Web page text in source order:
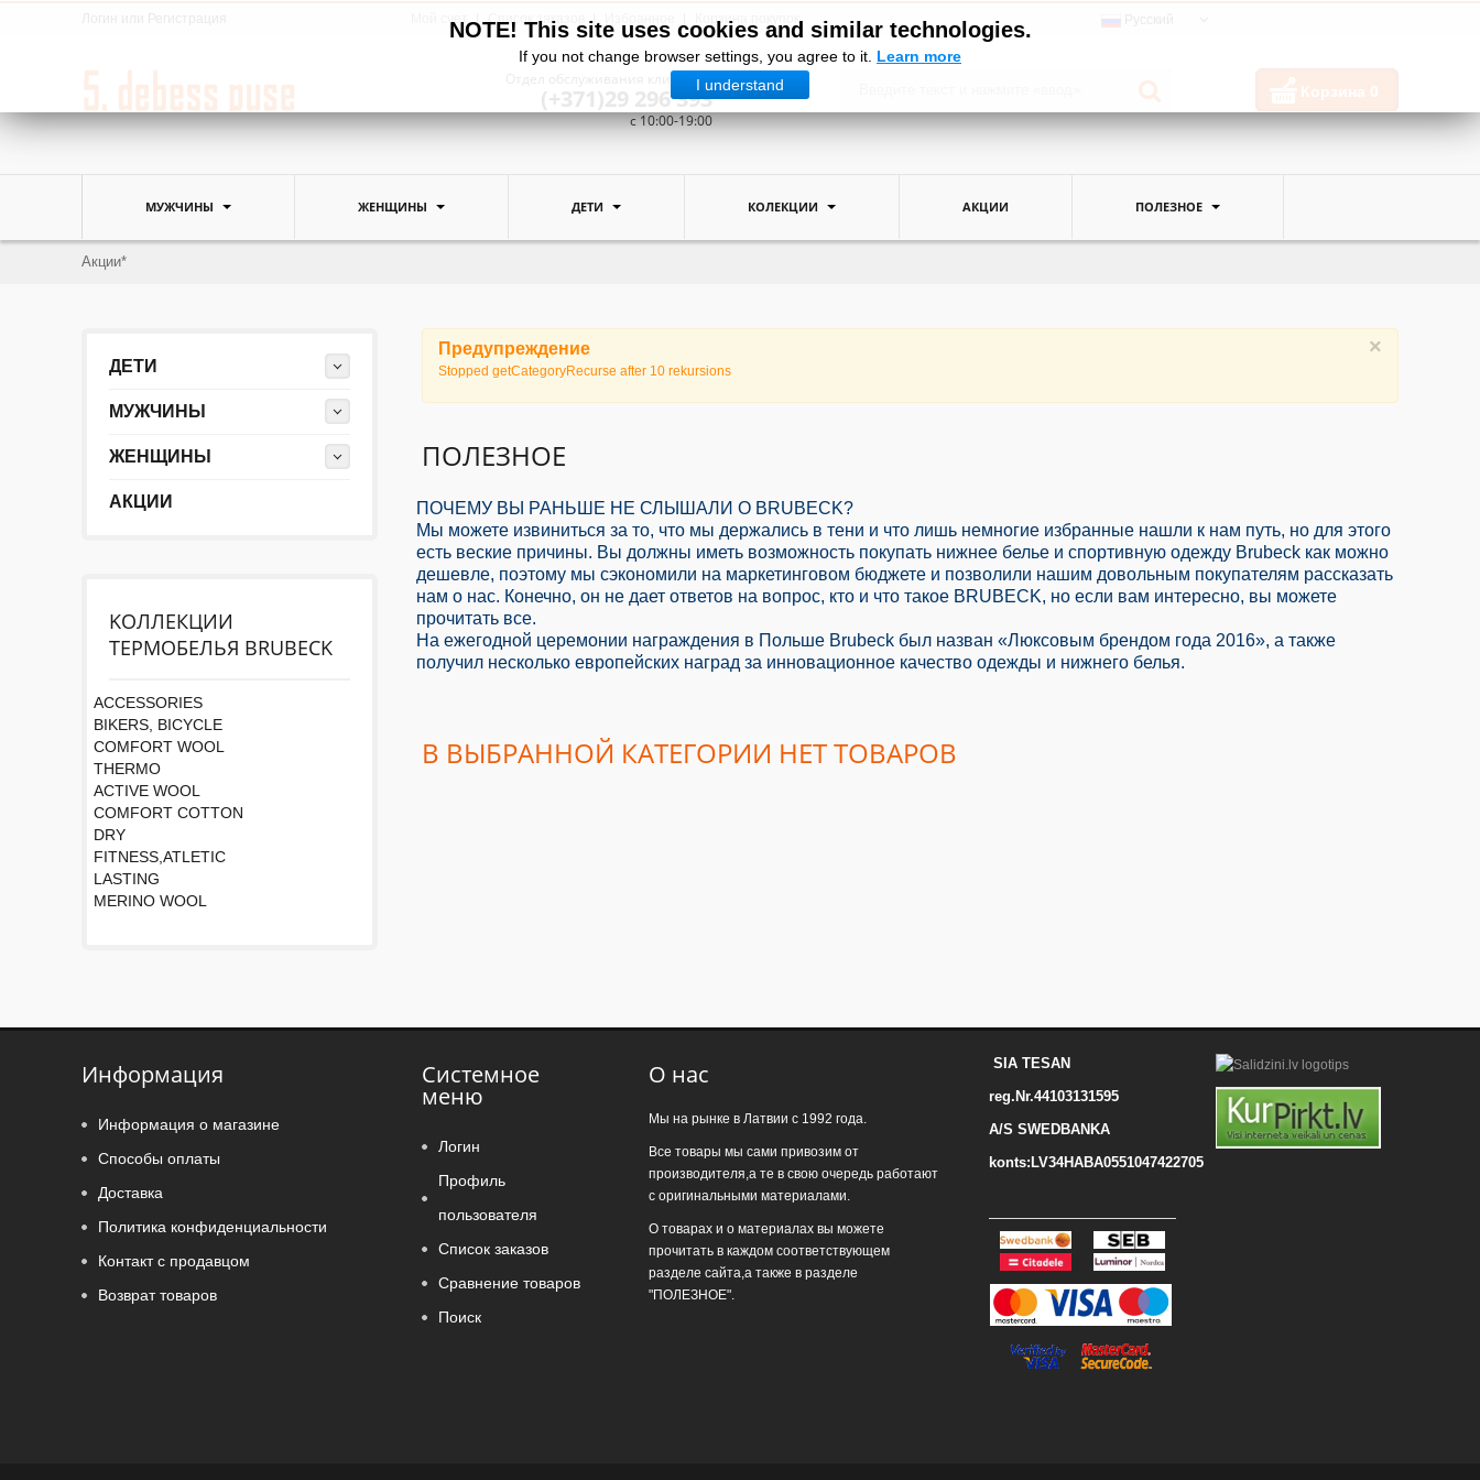
NOTE! This site uses cookies and similar technologies.
If you not change browser settings, you agree to it. Learn more
I understand
Мой счет Список заказов Корзина покупок
Отдел обслуживания клиентов:
(+371)29 296 393
c 10:00-19:00
Корзина 0
МУЖЧИНЫ ЖЕНЩИНЫ ДЕТИ КОЛЕКЦИИ АКЦИИ ПОЛЕЗНОЕ
Акции*
×
Предупреждение
Stopped getCategoryRecurse after 10 rekursions
ПОЛЕЗНОЕ
ПОЧЕМУ ВЫ РАНЬШЕ НЕ СЛЫШАЛИ О BRUBECK?
Мы можете извиниться за то, что мы держались в тени и что лишь немногие избранные нашли к нам путь, но для этого
есть веские причины. Вы должны иметь возможность покупать нижнее белье и спортивную одежду Brubeck как можно
дешевле, поэтому мы сэкономили на маркетинговом бюджете и позволили нашим довольным покупателям рассказать
нам о нас. Конечно, он не дает ответов на вопрос, кто и что такое BRUBECK, но если вам интересно, вы можете
прочитать все.
На ежегодной церемонии награждения в Польше Brubeck был назван «Люксовым брендом года 2016», а также
получил несколько европейских наград за инновационное качество одежды и нижнего белья.
В ВЫБРАННОЙ КАТЕГОРИИ НЕТ ТОВАРОВ
ДЕТИ
МУЖЧИНЫ
ЖЕНЩИНЫ
АКЦИИ
KОЛЛЕКЦИИ
ТЕРМОБЕЛЬЯ BRUBECK
ACCESSORIES
BIKERS, BICYCLE
COMFORT WOOL
THERMO
ACTIVE WOOL
COMFORT COTTON
DRY
FITNESS,ATLETIC
LASTING
MERINO WOOL
Информация
Информация о магазине
Способы оплаты
Доставка
Политика конфиденциальности
Контакт с продавцом
Возврат товаров
Системное
меню
Логин
Профиль
пользователя
Список заказов
Сравнение товаров
Поиск
О нас
Мы на рынке в Латвии с 1992 года.
Все товары мы сами привозим от
производителя,а те в свою очередь работают
с оригинальными материалами.
О товарах и о материалах вы можете
прочитать в каждом соответствующем
разделе сайта,а также в разделе
"ПОЛЕЗНОЕ".
SIA TESAN
reg.Nr.44103131595
A/S SWEDBANKA
konts:LV34HABA0551047422705